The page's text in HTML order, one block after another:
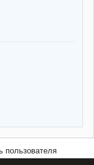
пользователя